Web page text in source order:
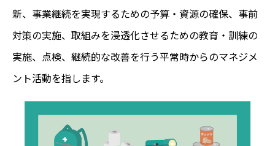
新、事業継続を実現するための予算・資源の確保、事前
対策の実施、取組みを浸透化させるための教育・訓練の
実施、点検、継続的な改善を行う平常時からのマネジメ
ント活動を指します。